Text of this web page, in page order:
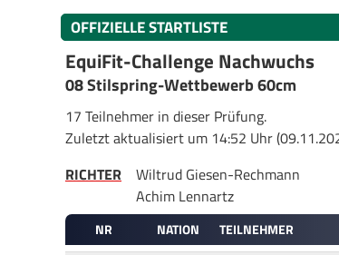
OFFIZIELLE STARTLISTE
EquiFit-Challenge Nachwuchs
08 Stilspring-Wettbewerb 60cm
17 Teilnehmer in dieser Prüfung.
Zuletzt aktualisiert um 14:52 Uhr
RICHTER
Wiltrud Giesen-Rechmann
Achim Lennartz
NR NATION TEILNEHMER